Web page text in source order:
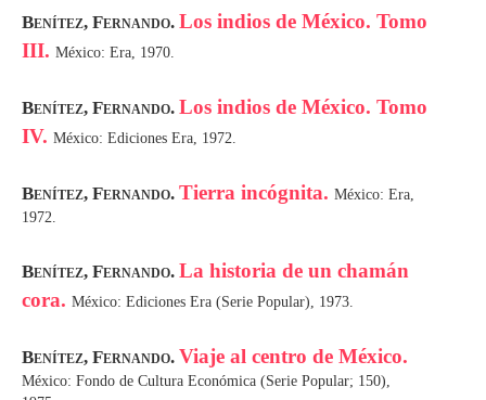
Benítez, Fernando. Los indios de México. Tomo
III. México: Era, 1970.
Benítez, Fernando. Los indios de México. Tomo
IV. México: Ediciones Era, 1972.
Benítez, Fernando. Tierra incógnita. México: Era,
1972.
Benítez, Fernando. La historia de un chamán
cora. México: Ediciones Era (Serie Popular), 1973.
Benítez, Fernando. Viaje al centro de México.
México: Fondo de Cultura Económica (Serie Popular; 150),